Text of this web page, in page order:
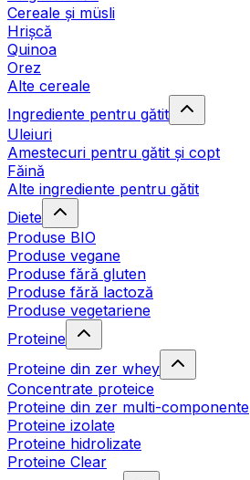
Cereale și müsli
Hrișcă
Quinoa
Orez
Alte cereale
Ingrediente pentru gătit
Uleiuri
Amestecuri pentru gătit și copt
Făină
Alte ingrediente pentru gătit
Diete
Produse BIO
Produse vegane
Produse fără gluten
Produse fără lactoză
Produse vegetariene
Proteine
Proteine din zer whey
Concentrate proteice
Proteine din zer multi-componente
Proteine izolate
Proteine hidrolizate
Proteine Clear